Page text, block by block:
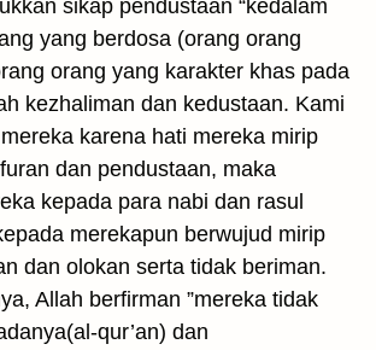
sikap pendustaan “kedalam
yang berdosa (orang orang
orang yang karakter khas pada
kezhaliman dan kedustaan. Kami
karena hati mereka mirip
dan pendustaan, maka
kepada para nabi dan rasul
merekapun berwujud mirip
dan olokan serta tidak beriman.
Allah berfirman ”mereka tidak
qur’an) dan